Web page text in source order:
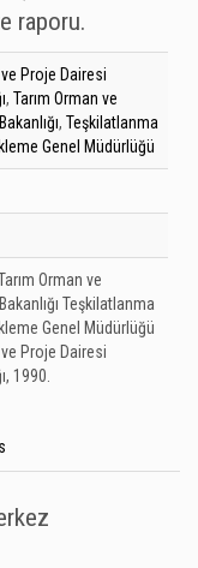
raporu.
Proje Dairesi
, Tarım Orman ve
, Teşkilatlanma
Genel Müdürlüğü
Orman ve
Teşkilatlanma
Genel Müdürlüğü
Proje Dairesi
1990.